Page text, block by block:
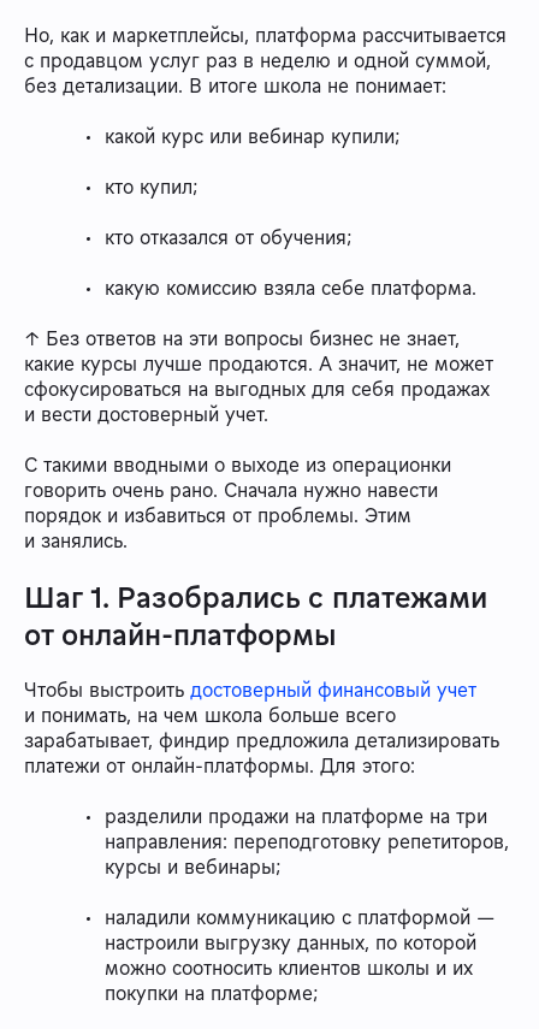
Но, как и маркетплейсы, платформа рассчитывается
с продавцом услуг раз в неделю и одной суммой,
без детализации. В итоге школа не понимает:
какой курс или вебинар купили;
кто купил;
кто отказался от обучения;
какую комиссию взяла себе платформа.
↑ Без ответов на эти вопросы бизнес не знает,
какие курсы лучше продаются. А значит, не может
сфокусироваться на выгодных для себя продажах
и вести достоверный учет.
С такими вводными о выходе из операционки
говорить очень рано. Сначала нужно навести
порядок и избавиться от проблемы. Этим
и занялись.
Шаг 1. Разобрались с платежами
от онлайн-платформы
Чтобы выстроить достоверный финансовый учет
и понимать, на чем школа больше всего
зарабатывает, финдир предложила детализировать
платежи от онлайн-платформы. Для этого:
разделили продажи на платформе на три
направления: переподготовку репетиторов,
курсы и вебинары;
наладили коммуникацию с платформой —
настроили выгрузку данных, по которой
можно соотносить клиентов школы и их
покупки на платформе;